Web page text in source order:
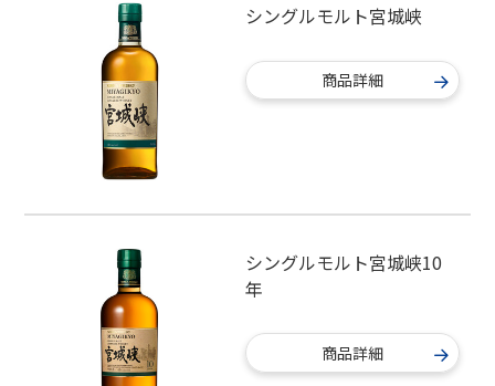
シングルモルト宮城峡
商品詳細
シングルモルト宮城峡10
年
商品詳細